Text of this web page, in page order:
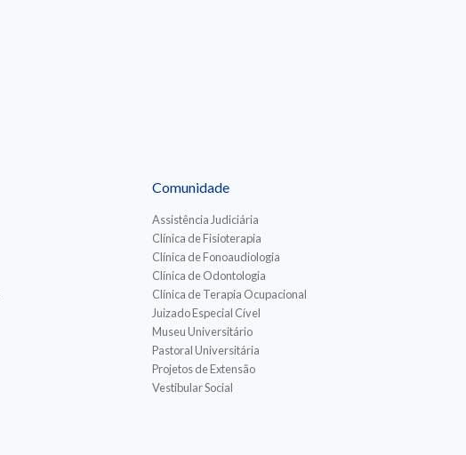
Comunidade
Assistência Judiciária
Clínica de Fisioterapia
Clínica de Fonoaudiologia
Clínica de Odontologia
Clínica de Terapia Ocupacional
Juizado Especial Cível
Museu Universitário
Pastoral Universitária
Projetos de Extensão
Vestibular Social